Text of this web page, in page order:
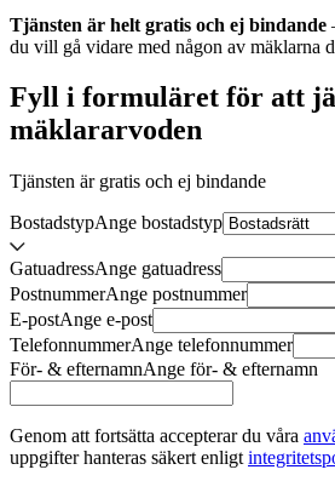
Tjänsten är helt gratis och ej bindande
du vill gå vidare med någon av mäklarna
Fyll i formuläret för att
mäklararvoden
Tjänsten är gratis och ej bindande
BostadstypAnge bostadstyp
GatuadressAnge gatuadress
PostnummerAnge postnummer
E-postAnge e-post
TelefonnummerAnge telefonnummer
För- & efternamnAnge för- & efternamn
Genom att fortsätta accepterar du våra
uppgifter hanteras säkert enligt